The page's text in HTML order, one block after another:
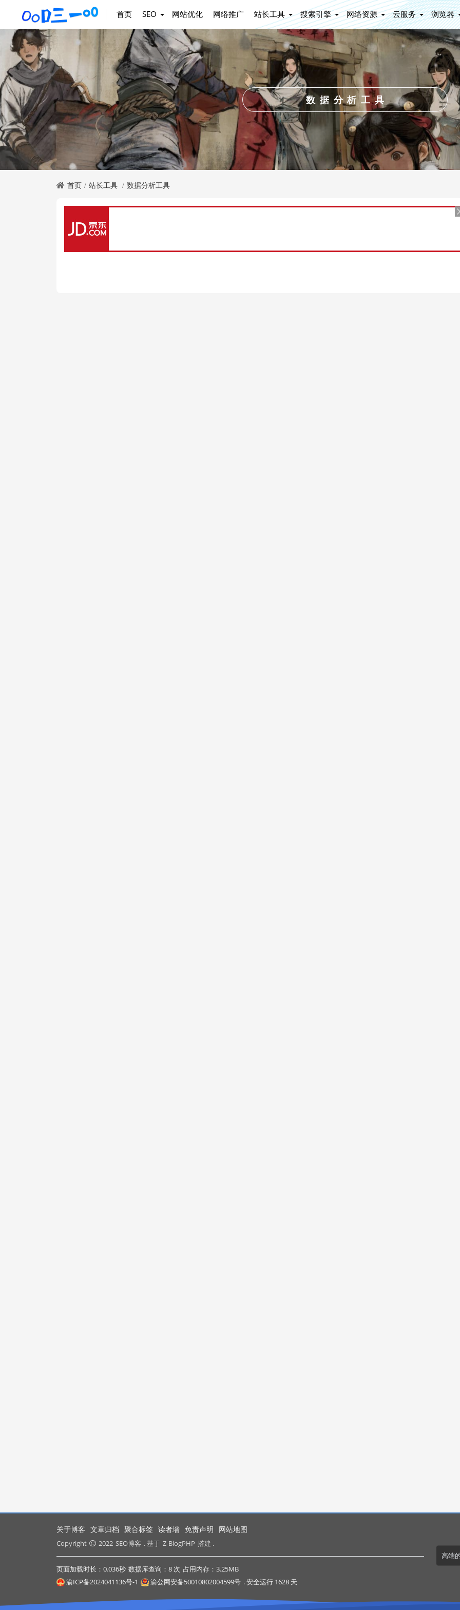
首页 SEO 网站优化 网络推广 站长工具 搜索引擎 网络资源 云服务 浏览器
数据分析工具
首页 站长工具 数据分析工具
关于博客 文章归档 聚合标签 读者墙 免责声明 网站地图
Copyright 2022 SEO博客 . 基于 Z-BlogPHP 搭建 .
高端
页面加载时长：0.036秒 数据库查询：8 次 占用内存：3.25MB
渝ICP备2024041136号-1
渝公网安备50010802004599号 . 安全运行 1628 天